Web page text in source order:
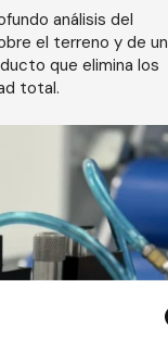
análisis del
el terreno y de un
que elimina los
total.